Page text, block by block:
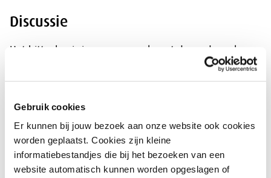
Gebruik cookies
Er kunnen bij jouw bezoek aan onze website ook cookies
worden geplaatst. Cookies zijn kleine
informatiebestandjes die bij het bezoeken van een
website automatisch kunnen worden opgeslagen of
Discussie
Het hitteplan is in samenspraak met de medewerkers
tot stand gekomen. “Het managementteam heeft een
voorstel gemaakt, dat we vervolgens hebben
een gedragen, integraal plan te hebben. Voorheen ging
iedere afdeling op zijn eigen manier om met hitte. Dat
leidde weleens tot discussie. Nu is helder wat Florensis
verwacht van de medewerkers bij hitte. En andersom
ook, wat de mensen van ons kunnen verwachten.”